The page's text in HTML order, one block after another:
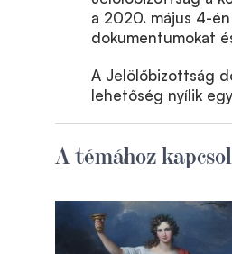
a 2020. május 4-
dokumentumokat
A Jelölőbizottság
lehetőség nyílik
A témához